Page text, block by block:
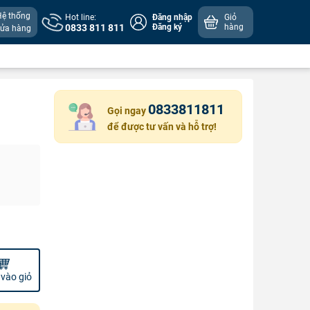
thống
hàng
Hot line:
0833 811 811
Đăng nhập
Đăng ký
Giỏ
hàng
giỏ
Gọi ngay 0833811811
để được tư vấn và hỗ trợ!